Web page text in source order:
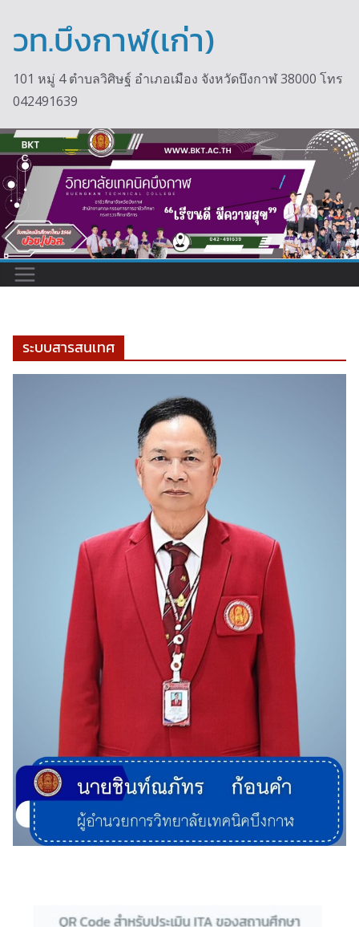
content
วท.บึงกาฬ(เก่า)
101 หมู่ 4 ตำบลวิศิษฐ์ อำเภอเมือง จังหวัดบึงกาฬ 38000 โทร
042491639
ระบบสารสนเทศ